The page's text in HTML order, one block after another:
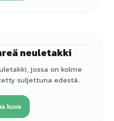
neuletakki
jossa on kolme
suljettuna edestä.
kuva